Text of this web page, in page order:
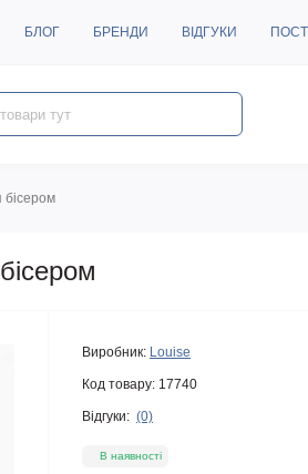
БЛОГ БРЕНДИ ВІДГУКИ
бісером
Виробник: Louise
Код товару: 17740
Відгуки: (0)
В наявності